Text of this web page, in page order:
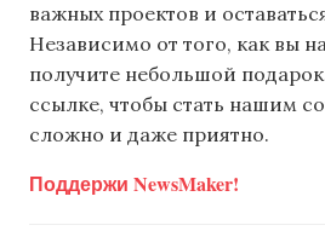
важных проектов и
Независимо от того, как вы
получите небольшой
ссылке, чтобы стать нашим
сложно и даже приятно.
Поддержи NewsMaker!